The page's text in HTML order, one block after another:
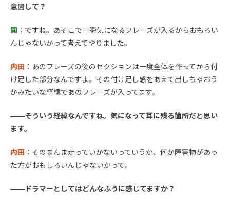
意図して？
関 ：ですね。あそこで一瞬気になるフレーズが入るからおもろい
んじゃないかって考えてやりました。
内田 ：あのフレーズの後のセクションは一度全体を作ってから付
け足した部分なんですよ。その付け足し感をあえて出しちゃおう
かみたいな経緯であのフレーズが入ってます。
――そういう経緯なんですね。気になって耳に残る箇所だと思い
ます。
内田 ：そのまんま走っていかないっていうか、何か障害物があっ
た方がおもしろいんじゃないかって。
――ドラマーとしてはどんなふうに感じてますか？